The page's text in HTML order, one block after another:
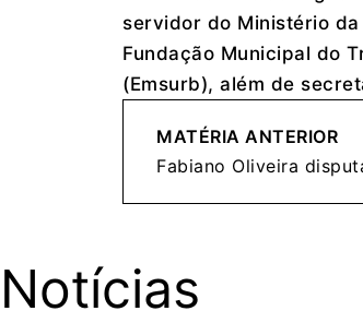
servidor do Ministério
Fundação Municipal do
(Emsurb), além de
MATÉRIA ANTERIOR
Notícias